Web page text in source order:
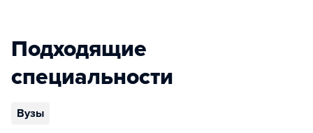
Подходящие
специальности
Вузы